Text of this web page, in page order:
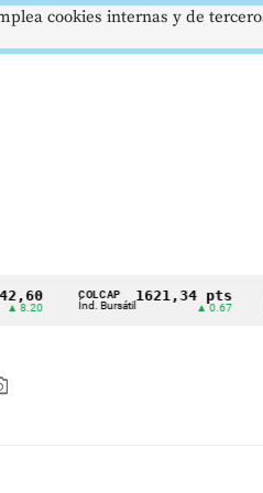
COLCAP
Índ. Bursátil
1621,34 pts USD/
Dólar
cookies internas y de